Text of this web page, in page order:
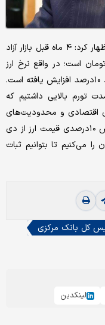
همتی با بیان اینکه بازار ارز در آرامش است، اظهار کرد: ۴ ماه قبل بازار آزاد
تومان بود و الان ۱۷۵ هزار تومان است؛ در واقع نرخ ارز
بعد از جنگ و اتفاقاتی که در این ۴ ماه افتاد ۱۰درصد افزایش یافته است.
تورم بالایی داشتیم که
اقتصادی و محدودیت‌های
منابع، تورم را به‌وجود می‌آورد. او گفت: افزایش ۱۰درصدی قیمت ارز از دی
می‌کنیم تا بتوانیم ثبات
کل بانک مرکزی
لینکدین